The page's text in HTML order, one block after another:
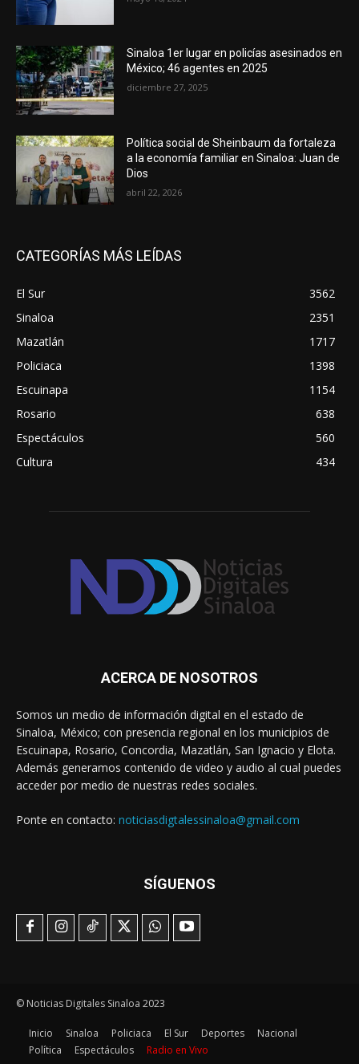
Sinaloa 1er lugar en policías asesinados en
México; 46 agentes en 2025
diciembre 27, 2025
Política social de Sheinbaum da fortaleza
a la economía familiar en Sinaloa: Juan de
Dios
abril 22, 2026
CATEGORÍAS MÁS LEÍDAS
El Sur
3562
Sinaloa
2351
Mazatlán
1717
Policiaca
1398
Escuinapa
1154
Rosario
638
Espectáculos
560
Cultura
434
ACERCA DE NOSOTROS
Somos un medio de información digital en el estado de
Sinaloa, México; con presencia regional en los municipios de
Escuinapa, Rosario, Concordia, Mazatlán, San Ignacio y Elota.
Además generamos contenido de video y audio al cual puedes
acceder por medio de nuestras redes sociales.
Ponte en contacto: noticiasdigtalessinaloa@gmail.com
SÍGUENOS
© Noticias Digitales Sinaloa 2023
Inicio Sinaloa Policiaca El Sur Deportes
Nacional
Política
Espectáculos Radio en Vivo